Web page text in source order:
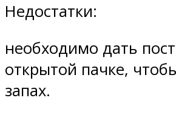
Недостатки:
необходимо дать
открытой пачке,
запах.